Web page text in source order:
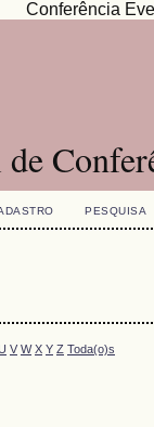
Conferência
PESQUISA
V W X Y Z Toda(o)s